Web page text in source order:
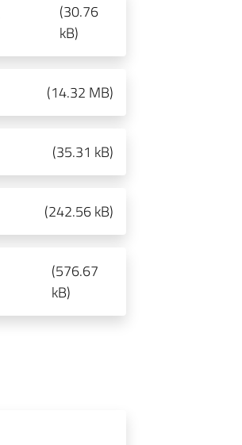
(30.76
kB)
(14.32 MB)
(35.31 kB)
(242.56 kB)
(576.67
kB)